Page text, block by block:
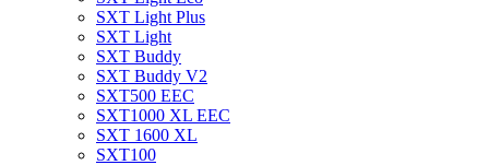
SXT Light Plus
SXT Light
SXT Buddy
SXT Buddy V2
SXT500 EEC
SXT1000 XL EEC
SXT 1600 XL
SXT100